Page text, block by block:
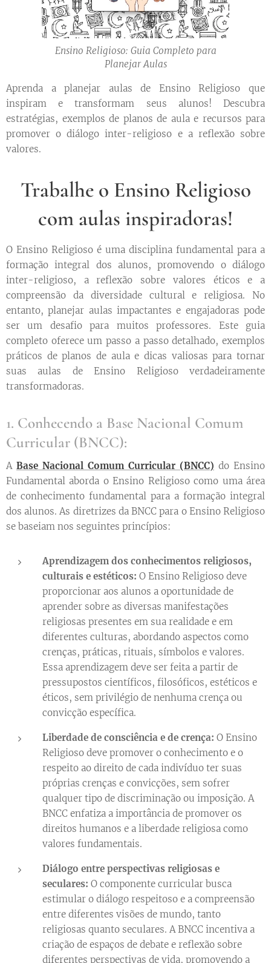
Ensino Religioso: Guia Completo para
Planejar Aulas
Aprenda a planejar aulas de Ensino Religioso que
inspiram e transformam seus alunos! Descubra
estratégias, exemplos de planos de aula e recursos para
promover o diálogo inter-religioso e a reflexão sobre
valores.
Trabalhe o Ensino Religioso
com aulas inspiradoras!
O Ensino Religioso é uma disciplina fundamental para a
formação integral dos alunos, promovendo o diálogo
inter-religioso, a reflexão sobre valores éticos e a
compreensão da diversidade cultural e religiosa. No
entanto, planejar aulas impactantes e engajadoras pode
ser um desafio para muitos professores. Este guia
completo oferece um passo a passo detalhado, exemplos
práticos de planos de aula e dicas valiosas para tornar
suas aulas de Ensino Religioso verdadeiramente
transformadoras.
1. Conhecendo a Base Nacional Comum
Curricular (BNCC):
A Base Nacional Comum Curricular (BNCC) do Ensino
Fundamental aborda o Ensino Religioso como uma área
de conhecimento fundamental para a formação integral
dos alunos. As diretrizes da BNCC para o Ensino Religioso
se baseiam nos seguintes princípios:
Aprendizagem dos conhecimentos religiosos,
culturais e estéticos: O Ensino Religioso deve
proporcionar aos alunos a oportunidade de
aprender sobre as diversas manifestações
religiosas presentes em sua realidade e em
diferentes culturas, abordando aspectos como
crenças, práticas, rituais, símbolos e valores.
Essa aprendizagem deve ser feita a partir de
pressupostos científicos, filosóficos, estéticos e
éticos, sem privilégio de nenhuma crença ou
convicção específica.
Liberdade de consciência e de crença: O Ensino
Religioso deve promover o conhecimento e o
respeito ao direito de cada indivíduo ter suas
próprias crenças e convicções, sem sofrer
qualquer tipo de discriminação ou imposição. A
BNCC enfatiza a importância de promover os
direitos humanos e a liberdade religiosa como
valores fundamentais.
Diálogo entre perspectivas religiosas e
seculares: O componente curricular busca
estimular o diálogo respeitoso e a compreensão
entre diferentes visões de mundo, tanto
religiosas quanto seculares. A BNCC incentiva a
criação de espaços de debate e reflexão sobre
diferentes perspectivas de vida, promovendo a